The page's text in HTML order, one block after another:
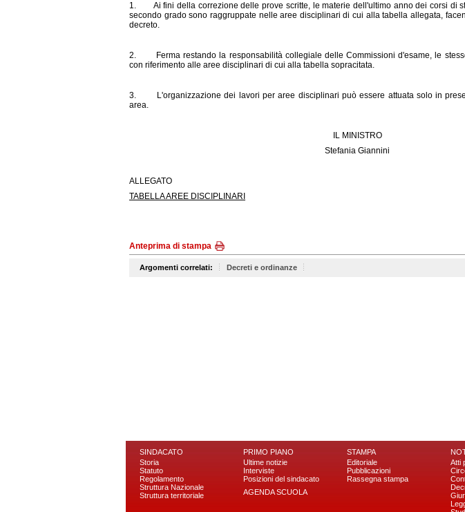
1. Ai fini della correzione delle prove scritte, le materie dell'ultimo anno dei corsi di
secondo grado sono raggruppate nelle aree disciplinari di cui alla tabella allegata,
decreto.
2. Ferma restando la responsabilità collegiale delle Commissioni d'esame, le
con riferimento alle aree disciplinari di cui alla tabella sopracitata.
3. L'organizzazione dei lavori per aree disciplinari può essere attuata solo in
area.
IL MINISTRO
Stefania Giannini
ALLEGATO
TABELLA AREE DISCIPLINARI
Anteprima di stampa
Argomenti correlati: Decreti e ordinanze
SINDACATO
Storia
Statuto
Regolamento
Struttura Nazionale
Struttura territoriale
PRIMO PIANO
Ultime notizie
Interviste
Posizioni del sindacato
AGENDA SCUOLA
STAMPA
Editoriale
Pubblicazioni
Rassegna stampa
Atti